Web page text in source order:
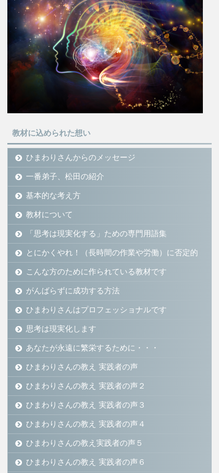
教材に込められた想い
ひまわりさんからのメッセージ
一番弟子、松田の紹介
基本的な考え方
教材について
「思考は現実化する」ための専門用語集
とにかくやれ！（長時間の作業や労働）に否定的
こんな方のために作られている教材です
がんばらずに成功する方法
ひまわりさんはプロフェッショナルです
思考は現実化します
あなたが永遠に繁栄するために・・・
ひまわりさんの教え 実践者の声
ひまわりさんの教え 実践者の声２
ひまわりさんの教え 実践者の声３
ひまわりさんの教え 実践者の声４
ひまわりさんの教え実践者の声５
ひまわりさんの教え 実践者の声６